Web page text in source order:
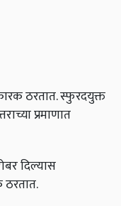
ठरतात. स्फुरदयुक्त
प्रमाणात
दिल्यास